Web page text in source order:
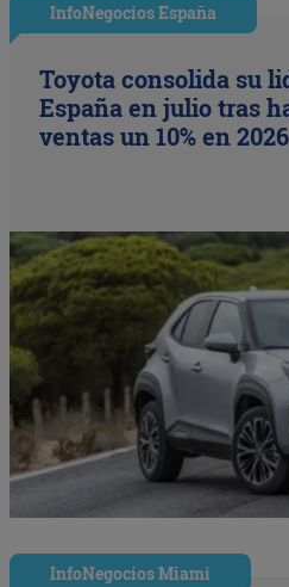
InfoNegocios España
Toyota consolida su
España en julio tras
ventas un 10% en 2026
InfoNegocios Miami